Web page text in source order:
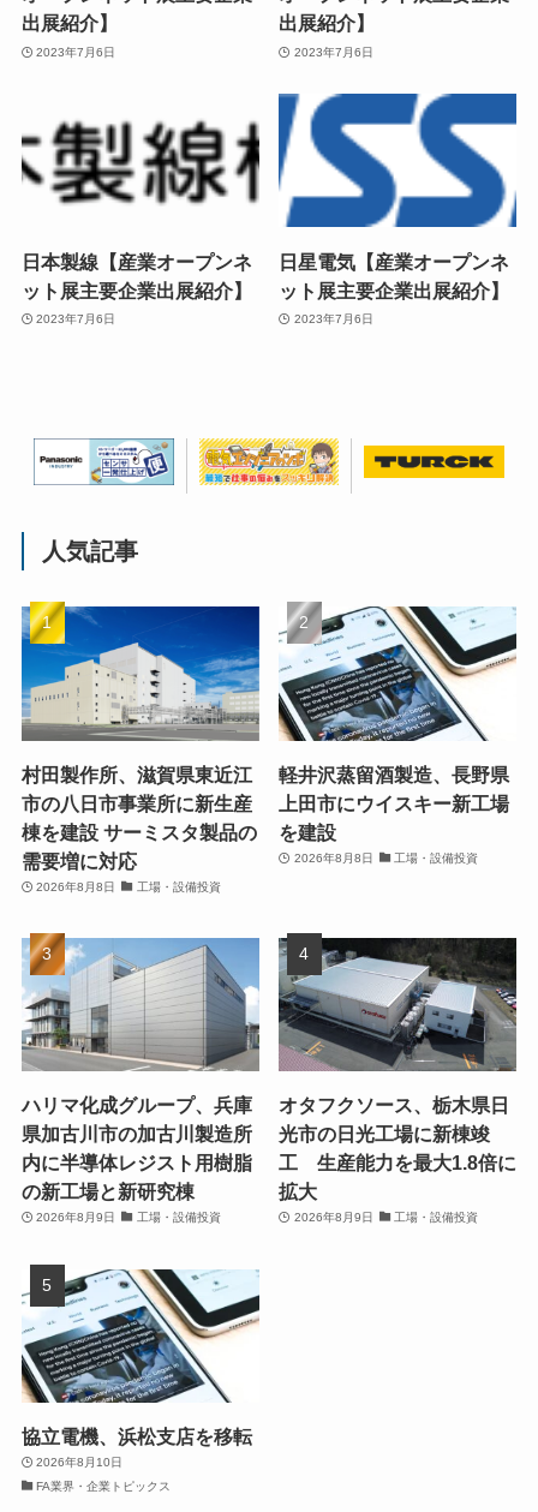
出展紹介】
2023年7月6日
出展紹介】
2023年7月6日
日本製線【産業オープンネ
ット展主要企業出展紹介】
2023年7月6日
日星電気【産業オープンネ
ット展主要企業出展紹介】
2023年7月6日
人気記事
村田製作所、滋賀県東近江
市の八日市事業所に新生産
棟を建設 サーミスタ製品の
需要増に対応
2026年8月8日 工場・設備投資
軽井沢蒸留酒製造、長野県
上田市にウイスキー新工場
を建設
2026年8月8日 工場・設備投資
ハリマ化成グループ、兵庫
県加古川市の加古川製造所
内に半導体レジスト用樹脂
の新工場と新研究棟
2026年8月9日 工場・設備投資
オタフクソース、栃木県日
光市の日光工場に新棟竣
工 生産能力を最大1.8倍に
拡大
2026年8月9日 工場・設備投資
協立電機、浜松支店を移転
2026年8月10日
FA業界・企業トピックス